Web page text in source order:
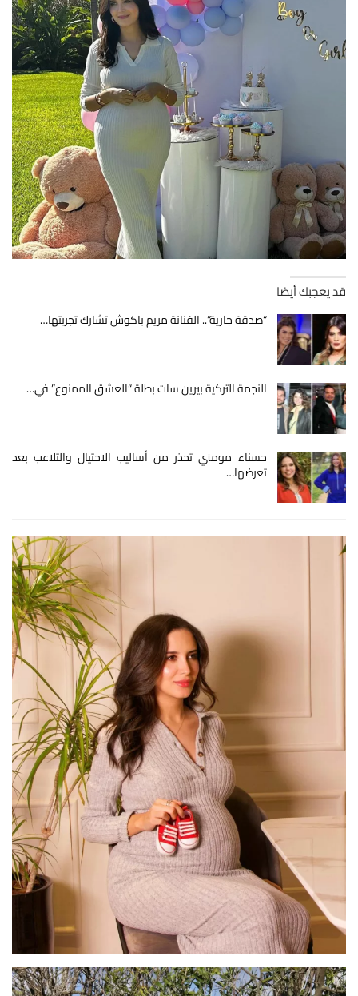
قد يعجبك أيضا
“صدقة جارية”.. الفنانة مريم باكوش تشارك تجربتها…
النجمة التركية بيرين سات بطلة “العشق الممنوع” في…
حسناء مومني تحذر من أساليب الاحتيال والتلاعب بعد
تعرضها…